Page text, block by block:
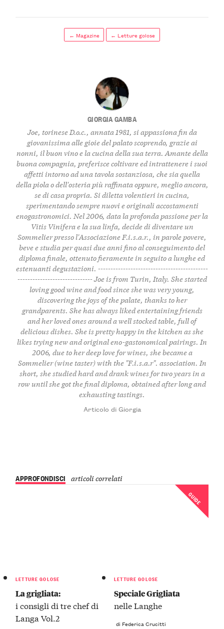
← Magazine ← Letture golose
GIORGIA GAMBA
Joe, torinese D.o.c., annata 1981, si appassiona fin da
giovanissima alle gioie del palato scoprendo, grazie ai
nonni, il buon vino e la cucina della sua terra. Amante della
buona compagnia, preferisce coltivare ed intrattenere i suoi
affetti intorno ad una tavola sostanziosa, che sia quella
della piola o dell'osteria più raffinata oppure, meglio ancora,
se di casa propria. Si diletta volentieri in cucina,
sperimentando sempre nuovi e originali accostamenti
enogastronomici. Nel 2006, data la profonda passione per la
Vitis Vinifera e la sua linfa, decide di diventare un
Sommelier presso l'Associazione F.i.s.a.r., in parole povere,
beve e studia per quasi due anni fino al conseguimento del
diploma finale, ottenuto fieramente in seguito a lunghe ed
estenuanti degustazioni. --------------------------------------------
------------------------------ Joe is from Turin, Italy. She started
loving good wine and food since she was very young,
discovering the joys of the palate, thanks to her
grandparents. She has always liked entertaining friends
and her loved ones around a well stocked table, full of
delicious dishes. She is pretty happy in the kitchen as she
likes trying new and original eno-gastonomical pairings. In
2006, due to her deep love for wines, she became a
Sommelier (wine taster) with the "F.i.s.a.r". association. In
short, she studied hard and drank wines for two years in a
row until she got the final diploma, obtained after long and
exhausting tastings.
Articolo di Giorgia
APPROFONDISCI articoli correlati
LETTURE GOLOSE
La grigliata:
i consigli di tre chef di
Langa Vol.2
GUIDE
LETTURE GOLOSE
Speciale Grigliata
nelle Langhe
di Federica Crucitti